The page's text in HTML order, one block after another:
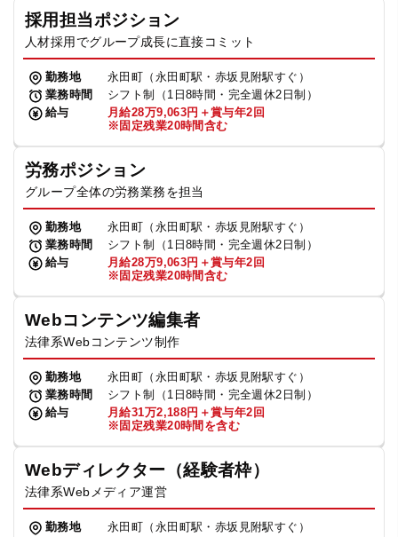
採用担当ポジション
人材採用でグループ成長に直接コミット
勤務地
永田町（永田町駅・赤坂見附駅すぐ）
業務時間
シフト制（1日8時間・完全週休2日制）
給与
月給28万9,063円＋賞与年2回
※固定残業20時間含む
労務ポジション
グループ全体の労務業務を担当
勤務地
永田町（永田町駅・赤坂見附駅すぐ）
業務時間
シフト制（1日8時間・完全週休2日制）
給与
月給28万9,063円＋賞与年2回
※固定残業20時間含む
Webコンテンツ編集者
法律系Webコンテンツ制作
勤務地
永田町（永田町駅・赤坂見附駅すぐ）
業務時間
シフト制（1日8時間・完全週休2日制）
給与
月給31万2,188円＋賞与年2回
※固定残業20時間を含む
Webディレクター（経験者枠）
法律系Webメディア運営
勤務地 永田町（永田町駅・赤坂見附駅すぐ）